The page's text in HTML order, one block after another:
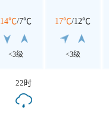
14℃/7℃
<3级
17℃/12℃
<3级
22时